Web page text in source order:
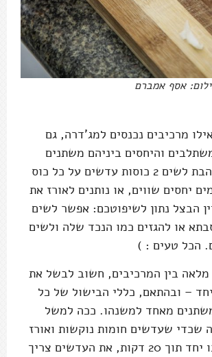
אסף אמברם
מרכיבים נכנסים למג'דרה, גם
והיחסים ביניהם משתנים
מאוד. סבתא אוהבת לשים 2 כוסות עדשים על כל כוס
יחסים שווים, או נותנים לאורז את
הבצל נתון לשיפוטכם: אפשר לשים
או להגזים כמו הנכד שלה ולשים
הכל טעים : )
מלאה בין המרכיבים, חשוב לבשל את
– ובהתאם, כללי הבישול של כל
מאחד למשנהו. ככה למשל
שכדי שעדשים חומות נוקשות ואורז
פרסי לבן יתרככו יחד תוך 20 דקות, את העדשים צריך